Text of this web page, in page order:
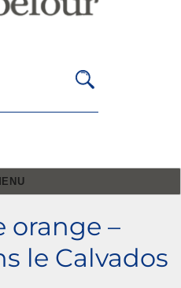
orange –
le Calvados